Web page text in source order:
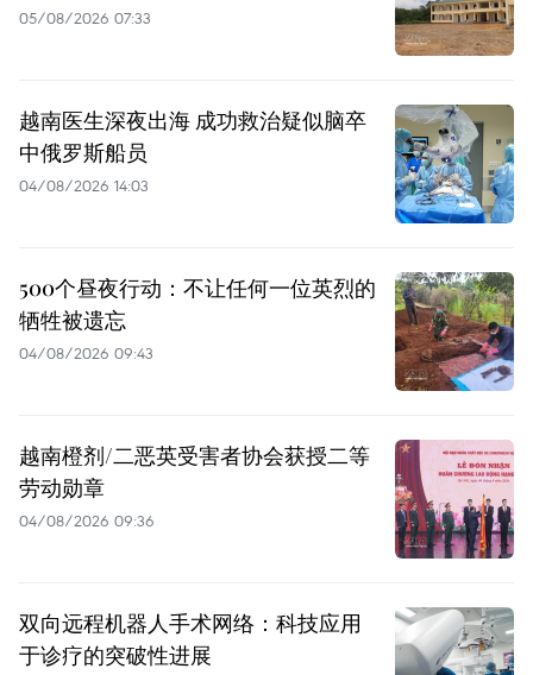
05/08/2026 07:33
越南医生深夜出海 成功救治疑似脑卒
中俄罗斯船员
04/08/2026 14:03
500个昼夜行动：不让任何一位英烈的
牺牲被遗忘
04/08/2026 09:43
越南橙剂/二恶英受害者协会获授二等
劳动勋章
04/08/2026 09:36
双向远程机器人手术网络：科技应用
于诊疗的突破性进展